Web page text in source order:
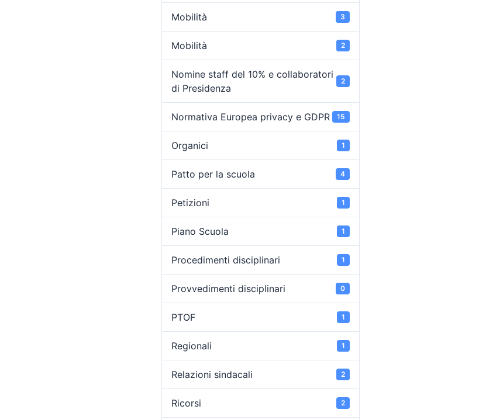
Mobilità 3
Mobilità 2
Nomine staff del 10% e collaboratori
di Presidenza
2
Normativa Europea privacy e GDPR 15
Organici 1
Patto per la scuola 4
Petizioni 1
Piano Scuola 1
Procedimenti disciplinari 1
Provvedimenti disciplinari 0
PTOF 1
Regionali 1
Relazioni sindacali 2
Ricorsi 2